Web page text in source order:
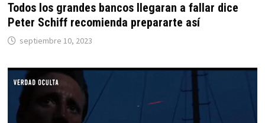
Todos los grandes bancos llegaran a fallar dice
Peter Schiff recomienda prepararte así
septiembre 10, 2023